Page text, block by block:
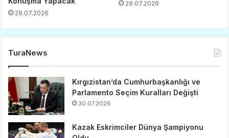
29.07.2026
29.07.2026
TuraNews
Kırgızistan’da Cumhurbaşkanlığı ve
Parlamento Seçim Kuralları Değişti
30.07.2026
Kazak Eskrimciler Dünya Şampiyonu